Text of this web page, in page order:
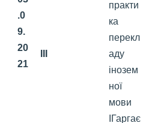
.0
9.
20
21
практи
ка
перекл
аду
інозем
ної
мови
ІГаргає